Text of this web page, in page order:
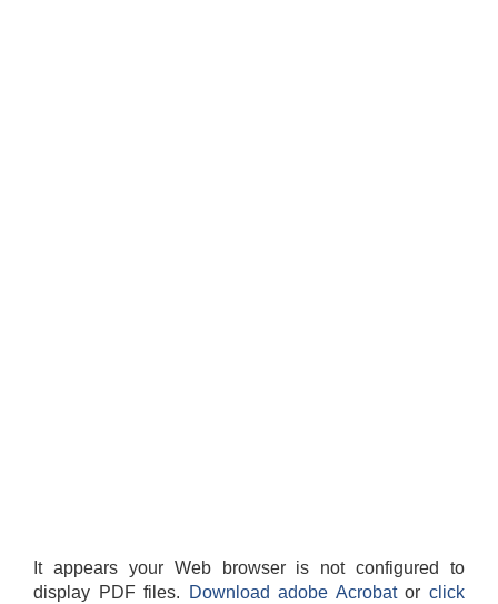
It appears your Web browser is not configured to
display PDF files.
Download adobe Acrobatorclick